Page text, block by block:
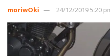
moriwOki 24/12/2019 5:20